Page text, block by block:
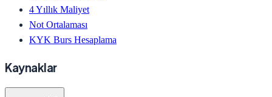
4 Yıllık Maliyet
Not Ortalaması
KYK Burs Hesaplama
Kaynaklar